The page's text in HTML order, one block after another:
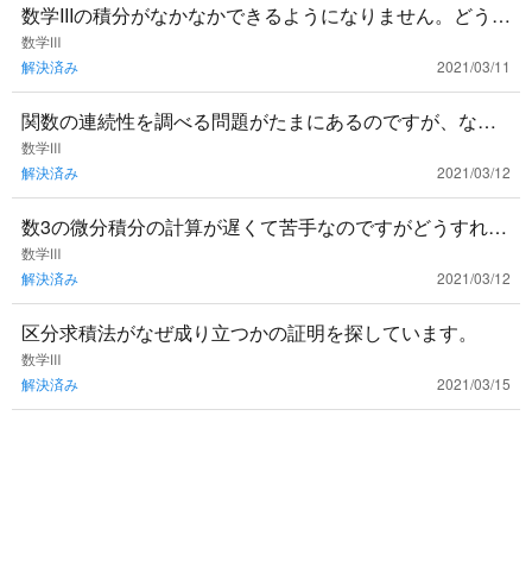
数学IIIの積分がなかなかできるようになりません。どうす
れば良いでしょうか？アドバイスお願いします。
数学Ⅲ
解決済み
2021/03/11
関数の連続性を調べる問題がたまにあるのですが、なん
の意味があるのでしょう？出題される例題が簡単すぎる
のか、ただ公式に当て
数学Ⅲ
解決済み
2021/03/12
数3の微分積分の計算が遅くて苦手なのですがどうすれば
良いでしょうか？計算特訓用に問題集とか使ったほうが
いいですかね？
数学Ⅲ
解決済み
2021/03/12
区分求積法がなぜ成り立つかの証明を探しています。
数学Ⅲ
解決済み
2021/03/15